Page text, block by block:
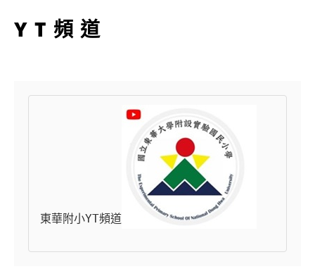
YT頻道
東華附小YT頻道